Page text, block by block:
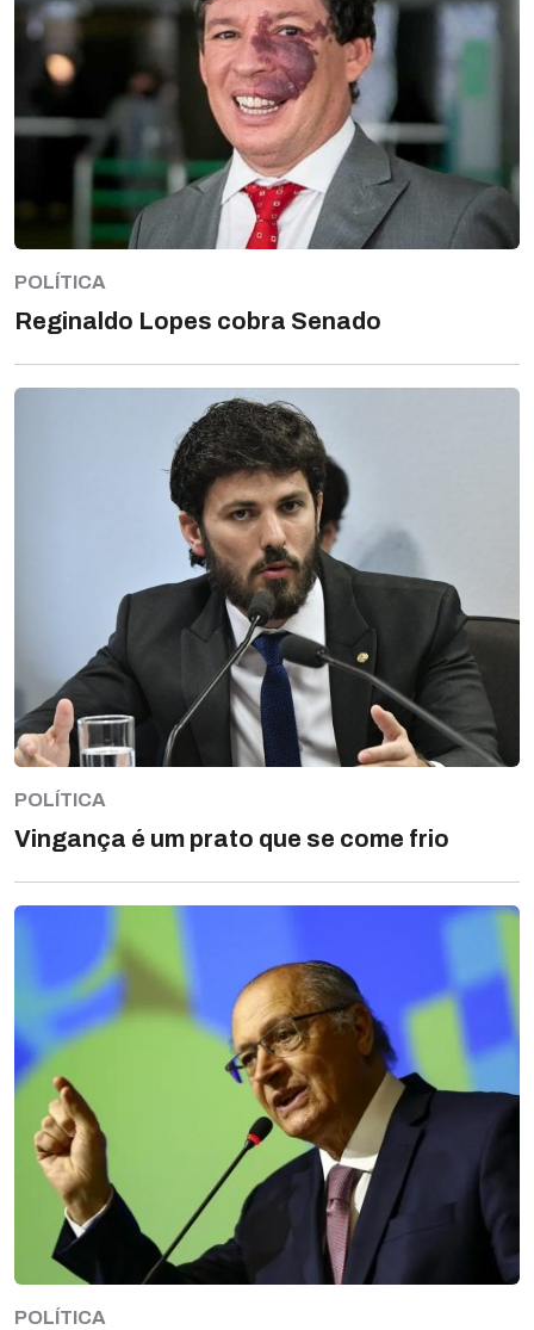
POLÍTICA
Reginaldo Lopes cobra Senado
POLÍTICA
Vingança é um prato que se come frio
POLÍTICA